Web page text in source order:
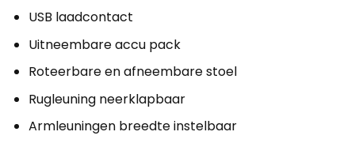
USB laadcontact
Uitneembare accu pack
Roteerbare en afneembare stoel
Rugleuning neerklapbaar
Armleuningen breedte instelbaar